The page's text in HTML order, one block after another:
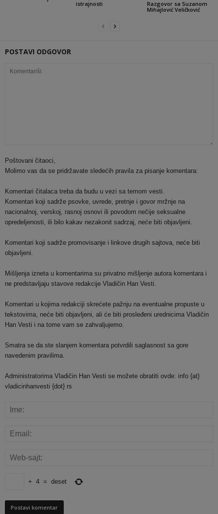
istrajnosti
Razgovor sa Suzanom
Mihajlović Veličković
POSTAVI ODGOVOR
Poštovani čitaoci,
Molimo vas da se pridržavate sledećih pravila za pisanje komentara:
Komentari čitalaca treba da budu u vezi sa temom vesti.
Komentari koji sadrže psovke, uvrede, pretnje i govor mržnje na
nacionalnoj, verskoj, rasnoj osnovi ili povodom nečije seksualne
opredeljenosti, ili bilo kakav nezakonit sadrzaj, neće biti objavljeni.
Komentari koji sadrže promovisanje i linkove drugih sajtova, neće biti
objavljeni.
Mišljenja izneta u komentarima su privatno mišljenje autora komentara i
ne predstavljaju stavove redakcije Vladičin Han Vesti.
Komentari u kojima redakciji skrećete pažnju na eventualne propuste u
tekstovima, neće biti objavljeni, ali će biti prosleđeni urednicima Vladičin
Han Vesti i na tome vam se zahvaljujemo.
Smatra se da ste slanjem komentara potvrdili saglasnost sa gore
navedenim pravilima.
Administratorima Vladičin Han Vesti se možete obratiti ovde: info {at}
vladicinhanvesti {dot} rs
+ 4 = deset